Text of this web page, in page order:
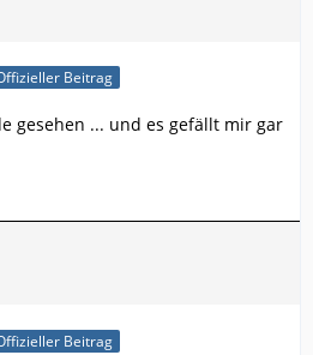
Beitrag
gesehen ... und es gefällt mir gar
Beitrag